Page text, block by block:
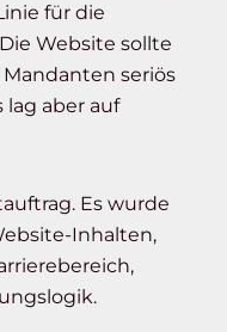
für die
Website sollte
seriös
lag aber auf
Es wurde
Inhalten,